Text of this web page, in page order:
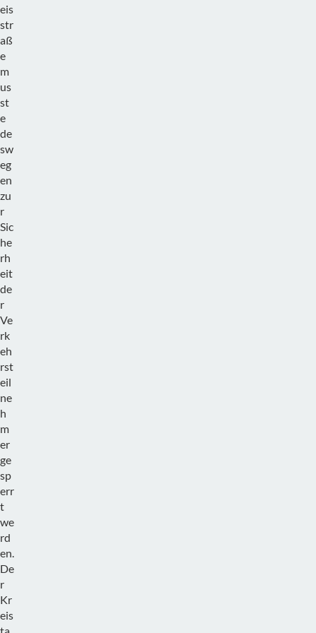
eis
str
aß
e
m
us
st
e
de
sw
eg
en
zu
r
Sic
he
rh
eit
de
r
Ve
rk
eh
rst
eil
ne
h
m
er
ge
sp
err
t
we
rd
en.
De
r
Kr
eis